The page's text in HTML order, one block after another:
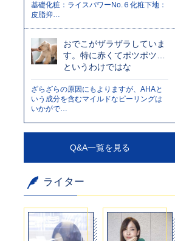
基礎化粧：ライスパワーNo.６化粧下地：
皮脂抑…
おでこがザラザラしていま
す。特に赤くてポツポツ…
というわけではな
ざらざらの原因にもよりますが、AHAと
いう成分を含むマイルドなピーリングは
いかがで…
Q&A一覧を見る
ライター